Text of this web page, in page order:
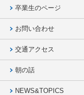
卒業生のページ
お問い合わせ
交通アクセス
朝の話
NEWS&TOPICS